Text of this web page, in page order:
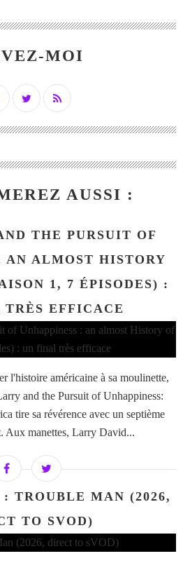
MOI
AUSSI :
THE PURSUIT OF
AN ALMOST HISTORY
1, 7 ÉPISODES) :
EFFICACE
l'histoire américaine à sa moulinette,
and the Pursuit of Unhappiness:
tire sa révérence avec un septième
Aux manettes, Larry David...
TROUBLE MAN (2026,
TO SVOD)